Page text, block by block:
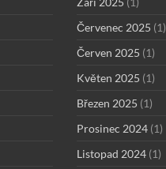
Červenec 2025 (1)
Červen 2025 (1)
Květen 2025 (1)
Březen 2025 (1)
Prosinec 2024 (1)
Listopad 2024 (1)